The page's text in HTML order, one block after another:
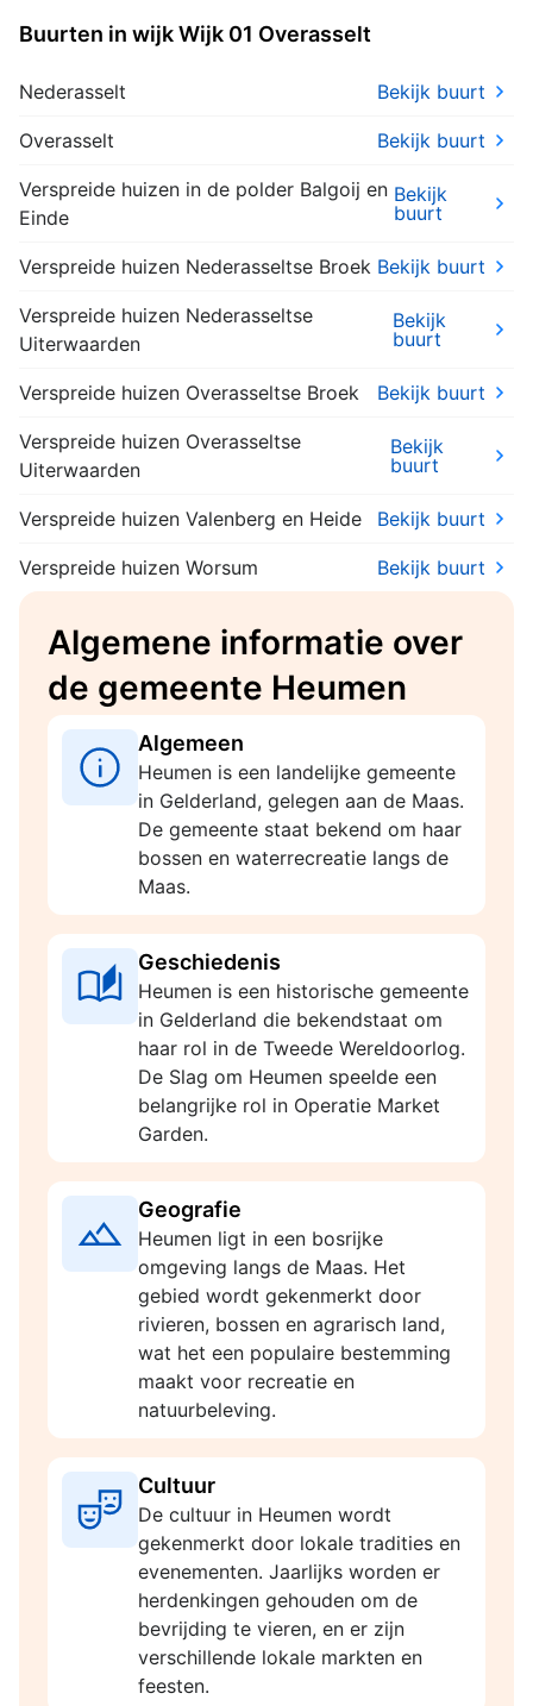
Buurten in wijk Wijk 01 Overasselt
Nederasselt Bekijk buurt
Overasselt Bekijk buurt
Verspreide huizen in de polder Balgoij en
Einde
Bekijk
buurt
Verspreide huizen Nederasseltse Broek Bekijk buurt
Verspreide huizen Nederasseltse
Uiterwaarden
Bekijk
buurt
Verspreide huizen Overasseltse Broek Bekijk buurt
Verspreide huizen Overasseltse
Uiterwaarden
Bekijk
buurt
Verspreide huizen Valenberg en Heide Bekijk buurt
Verspreide huizen Worsum Bekijk buurt
Algemene informatie over
de gemeente Heumen
Algemeen
Heumen is een landelijke gemeente
in Gelderland, gelegen aan de Maas.
De gemeente staat bekend om haar
bossen en waterrecreatie langs de
Maas.
Geschiedenis
Heumen is een historische gemeente
in Gelderland die bekendstaat om
haar rol in de Tweede Wereldoorlog.
De Slag om Heumen speelde een
belangrijke rol in Operatie Market
Garden.
Geografie
Heumen ligt in een bosrijke
omgeving langs de Maas. Het
gebied wordt gekenmerkt door
rivieren, bossen en agrarisch land,
wat het een populaire bestemming
maakt voor recreatie en
natuurbeleving.
Cultuur
De cultuur in Heumen wordt
gekenmerkt door lokale tradities en
evenementen. Jaarlijks worden er
herdenkingen gehouden om de
bevrijding te vieren, en er zijn
verschillende lokale markten en
feesten.